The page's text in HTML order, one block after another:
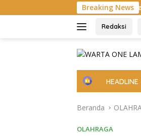
ke
Breaking News
Mimpi Besar Balinuraga Jadi
Redaksi
H
e
HEADLINE
Beranda
OLAHRAGA